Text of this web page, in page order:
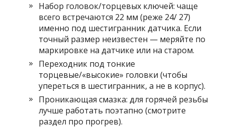
Набор головок/торцевых ключей: чаще
всего встречаются 22 мм (реже 24/ 27)
именно под шестигранник датчика. Если
точный размер неизвестен — меряйте по
маркировке на датчике или на старом.
Переходник под тонкие
торцевые/«высокие» головки (чтобы
упереться в шестигранник, а не в корпус).
Проникающая смазка: для горячей резьбы
лучше работать поэтапно (смотрите
раздел про прогрев).